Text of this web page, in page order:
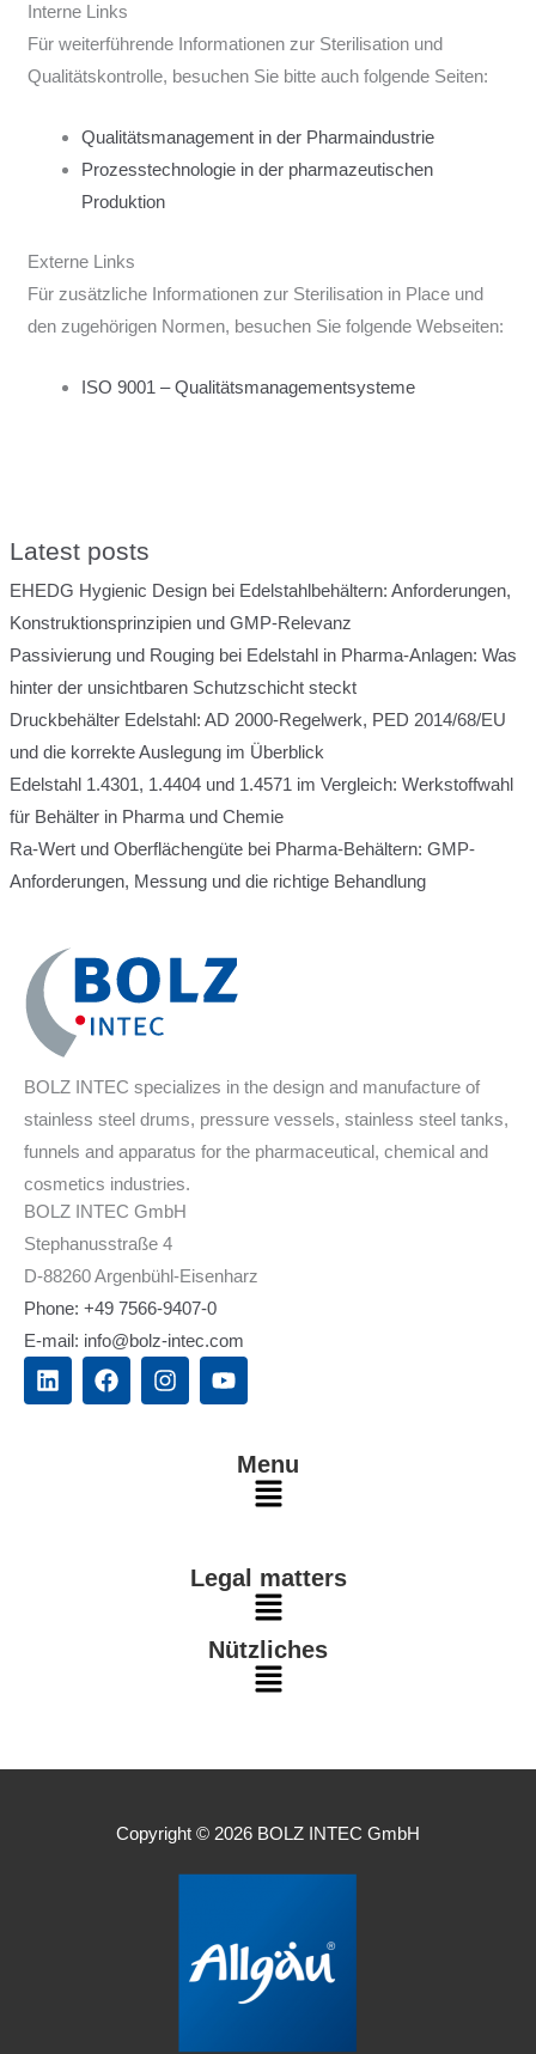
Interne Links
Für weiterführende Informationen zur Sterilisation und
Qualitätskontrolle, besuchen Sie bitte auch folgende Seiten:
Qualitätsmanagement in der Pharmaindustrie
Prozesstechnologie in der pharmazeutischen
Produktion
Externe Links
Für zusätzliche Informationen zur Sterilisation in Place und
den zugehörigen Normen, besuchen Sie folgende Webseiten:
ISO 9001 – Qualitätsmanagementsysteme
Latest posts
EHEDG Hygienic Design bei Edelstahlbehältern: Anforderungen,
Konstruktionsprinzipien und GMP-Relevanz
Passivierung und Rouging bei Edelstahl in Pharma-Anlagen: Was
hinter der unsichtbaren Schutzschicht steckt
Druckbehälter Edelstahl: AD 2000-Regelwerk, PED 2014/68/EU
und die korrekte Auslegung im Überblick
Edelstahl 1.4301, 1.4404 und 1.4571 im Vergleich: Werkstoffwahl
für Behälter in Pharma und Chemie
Ra-Wert und Oberflächengüte bei Pharma-Behältern: GMP-
Anforderungen, Messung und die richtige Behandlung
BOLZ INTEC specializes in the design and manufacture of
stainless steel drums, pressure vessels, stainless steel tanks,
funnels and apparatus for the pharmaceutical, chemical and
cosmetics industries.
BOLZ INTEC GmbH
Stephanusstraße 4
D-88260 Argenbühl-Eisenharz
Phone: +49 7566-9407-0
E-mail: info@bolz-intec.com
L
i
F
a
I
n
Y
o
Menu
Main
Legal matters
Main
Menu
Nützliches
Main
Copyright © 2026 BOLZ INTEC GmbH